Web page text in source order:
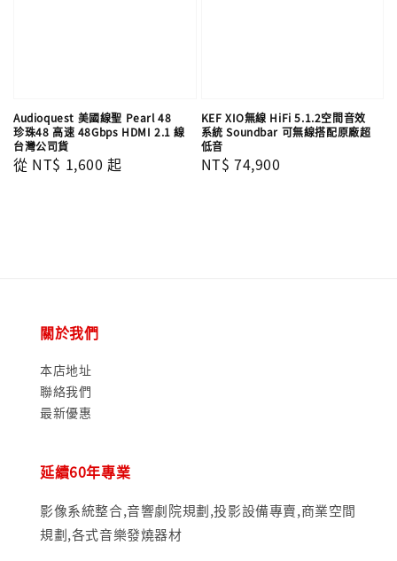
Audioquest 美國線聖 Pearl 48
珍珠48 高速 48Gbps HDMI 2.1 線
台灣公司貨
Regular
從 NT$ 1,600 起
KEF XIO無線 HiFi 5.1.2空間音效
系統 Soundbar 可無線搭配原廠超
低音
Regular
NT$ 74,900
關於我們
本店地址
聯絡我們
最新優惠
延續60年專業
影像系統整合,音響劇院規劃,投影設備專賣,商業空間
規劃,各式音樂發燒器材